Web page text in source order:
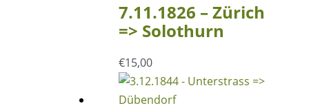
7.11.1826 – Zürich
=> Solothurn
€15,00